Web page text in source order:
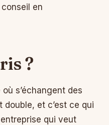
en
?
s’échangent des
et c’est ce qui
qui veut